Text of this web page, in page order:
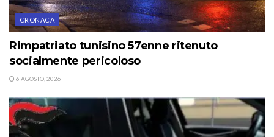
CRONACA
Rimpatriato tunisino 57enne ritenuto
socialmente pericoloso
6 AGOSTO, 2026